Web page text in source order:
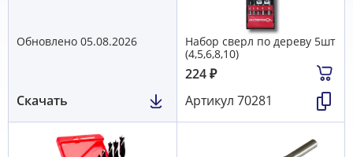
Обновлено 05.08.2026
Скачать
Набор сверл по дереву 5шт
(4,5,6,8,10)
224₽
Артикул 70281